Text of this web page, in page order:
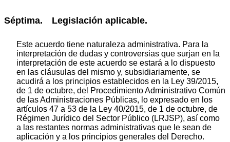
Séptima. Legislación aplicable.
Este acuerdo tiene naturaleza administrativa. Para la
interpretación de dudas y controversias que surjan en la
interpretación de este acuerdo se estará a lo dispuesto
en las cláusulas del mismo y, subsidiariamente, se
acudirá a los principios establecidos en la Ley 39/2015,
de 1 de octubre, del Procedimiento Administrativo Común
de las Administraciones Públicas, lo expresado en los
artículos 47 a 53 de la Ley 40/2015, de 1 de octubre, de
Régimen Jurídico del Sector Público (LRJSP), así como
a las restantes normas administrativas que le sean de
aplicación y a los principios generales del Derecho.